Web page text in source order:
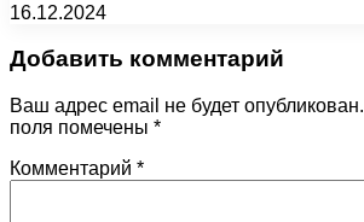
16.12.2024
Добавить комментарий
Ваш адрес email не будет опубликован.
поля помечены *
Комментарий *